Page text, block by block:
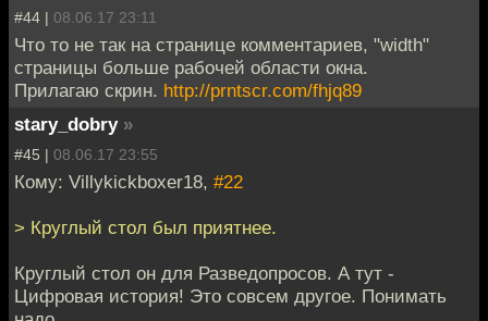
#44 | 08.06.17 23:11
Что то не так на странице комментариев, "width"
страницы больше рабочей области окна.
Прилагаю скрин. http://prntscr.com/fhjq89
stary_dobry »
#45 | 08.06.17 23:55
Кому: Villykickboxer18, #22
> Круглый стол был приятнее.
Круглый стол он для Разведопросов. А тут -
Цифровая история! Это совсем другое. Понимать